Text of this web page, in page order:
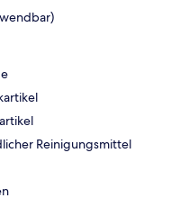
Reinigungsmittel